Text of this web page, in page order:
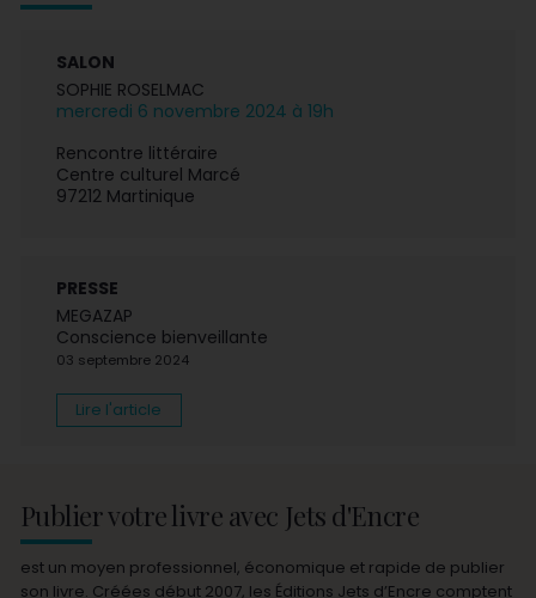
SALON
SOPHIE ROSELMAC
mercredi 6 novembre 2024 à 19h
Rencontre littéraire
Centre culturel Marcé
97212 Martinique
PRESSE
MEGAZAP
Conscience bienveillante
03 septembre 2024
Lire l'article
Publier votre livre avec Jets d'Encre
est un moyen professionnel, économique et rapide de publier
son livre. Créées début 2007, les Éditions Jets d’Encre comptent